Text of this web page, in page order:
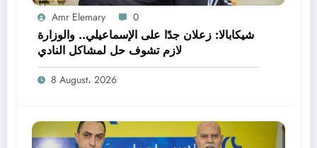
Amr Elemary 0
شيكابالا: زعلان جدًا على الإسماعيلي.. والوزارة
لازم تشوف حل لمشاكل النادي
8 August، 2026